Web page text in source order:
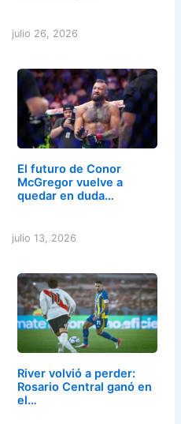
julio 26, 2026
El futuro de Conor
McGregor vuelve a
quedar en duda…
julio 13, 2026
River volvió a perder:
Rosario Central ganó en
el…